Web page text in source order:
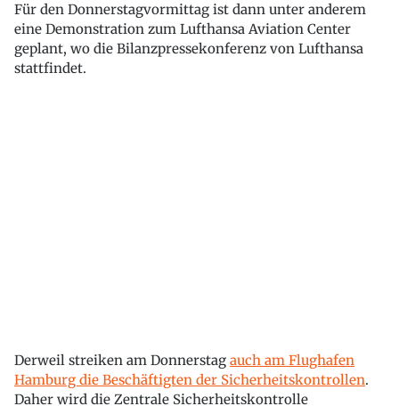
Für den Donnerstagvormittag ist dann unter anderem
eine Demonstration zum Lufthansa Aviation Center
geplant, wo die Bilanzpressekonferenz von Lufthansa
stattfindet.
Derweil streiken am Donnerstag auch am Flughafen
Hamburg die Beschäftigten der Sicherheitskontrollen.
Daher wird die Zentrale Sicherheitskontrolle